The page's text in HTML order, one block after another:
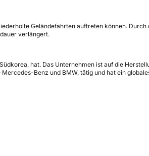
Geländefahrten auftreten können. Durch
verlängert.
hat. Das Unternehmen ist auf die
Benz und BMW, tätig und hat ein